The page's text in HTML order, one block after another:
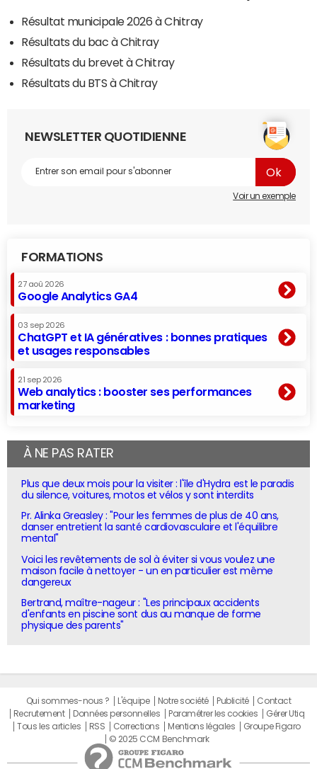
Résultat municipale 2026 à Chitray
Résultats du bac à Chitray
Résultats du brevet à Chitray
Résultats du BTS à Chitray
NEWSLETTER QUOTIDIENNE
Voir un exemple
FORMATIONS
27 aoû 2026
Google Analytics GA4
03 sep 2026
ChatGPT et IA génératives : bonnes pratiques
et usages responsables
21 sep 2026
Web analytics : booster ses performances
marketing
À NE PAS RATER
Plus que deux mois pour la visiter : l'île d'Hydra est le paradis
du silence, voitures, motos et vélos y sont interdits
Pr. Alinka Greasley : "Pour les femmes de plus de 40 ans,
danser entretient la santé cardiovasculaire et l'équilibre
mental"
Voici les revêtements de sol à éviter si vous voulez une
maison facile à nettoyer - un en particulier est même
dangereux
Bertrand, maître-nageur : "Les principaux accidents
d'enfants en piscine sont dus au manque de forme
physique des parents"
Qui sommes-nous ? L'équipe Notre société Publicité
Contact
Recrutement
Données personnelles Paramétrer les cookies
Gérer Utiq
Tous les articles
RSS Corrections Mentions légales
Groupe Figaro
© 2025 CCM Benchmark